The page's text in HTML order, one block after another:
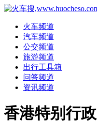
火车频道
汽车频道
公交频道
旅游频道
出行工具箱
问答频道
资讯频道
香港特别行